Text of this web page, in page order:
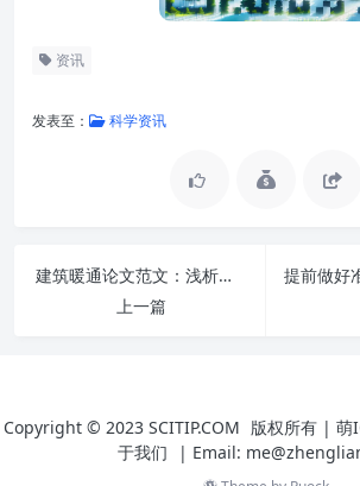
资讯
发表至： 科学资讯
建筑暖通论文范文：浅析空调通风系统施工质量
上一篇
Copyright © 2023 SCITIP.COM 版权所有 | 萌
于我们
| Email: